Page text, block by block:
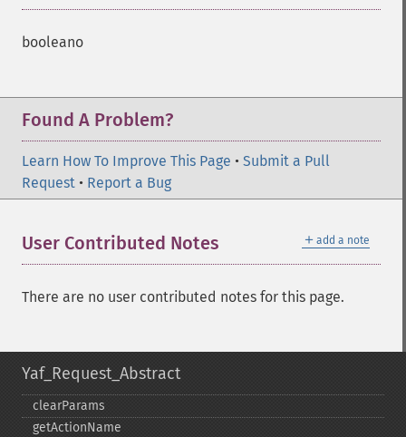
booleano
Found A Problem?
Learn How To Improve This Page • Submit a Pull
Request • Report a Bug
＋ add a note
User Contributed Notes
There are no user contributed notes for this page.
Yaf_Request_Abstract
clearParams
getActionName